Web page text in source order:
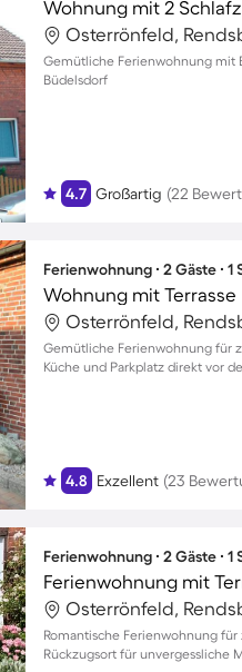
Wohnung mit 2
Gemütliche Ferienwohnung mit
Büdelsdorf
4.7 Großartig (22
Ferienwohnung ∙ 2 Gäste ∙
Wohnung mit Terrasse
Gemütliche Ferienwohnung für
Küche und Parkplatz direkt vor
4.8 Exzellent (23
Ferienwohnung ∙ 2 Gäste ∙
Ferienwohnung mit
Romantische Ferienwohnung
Rückzugsort für unvergessliche